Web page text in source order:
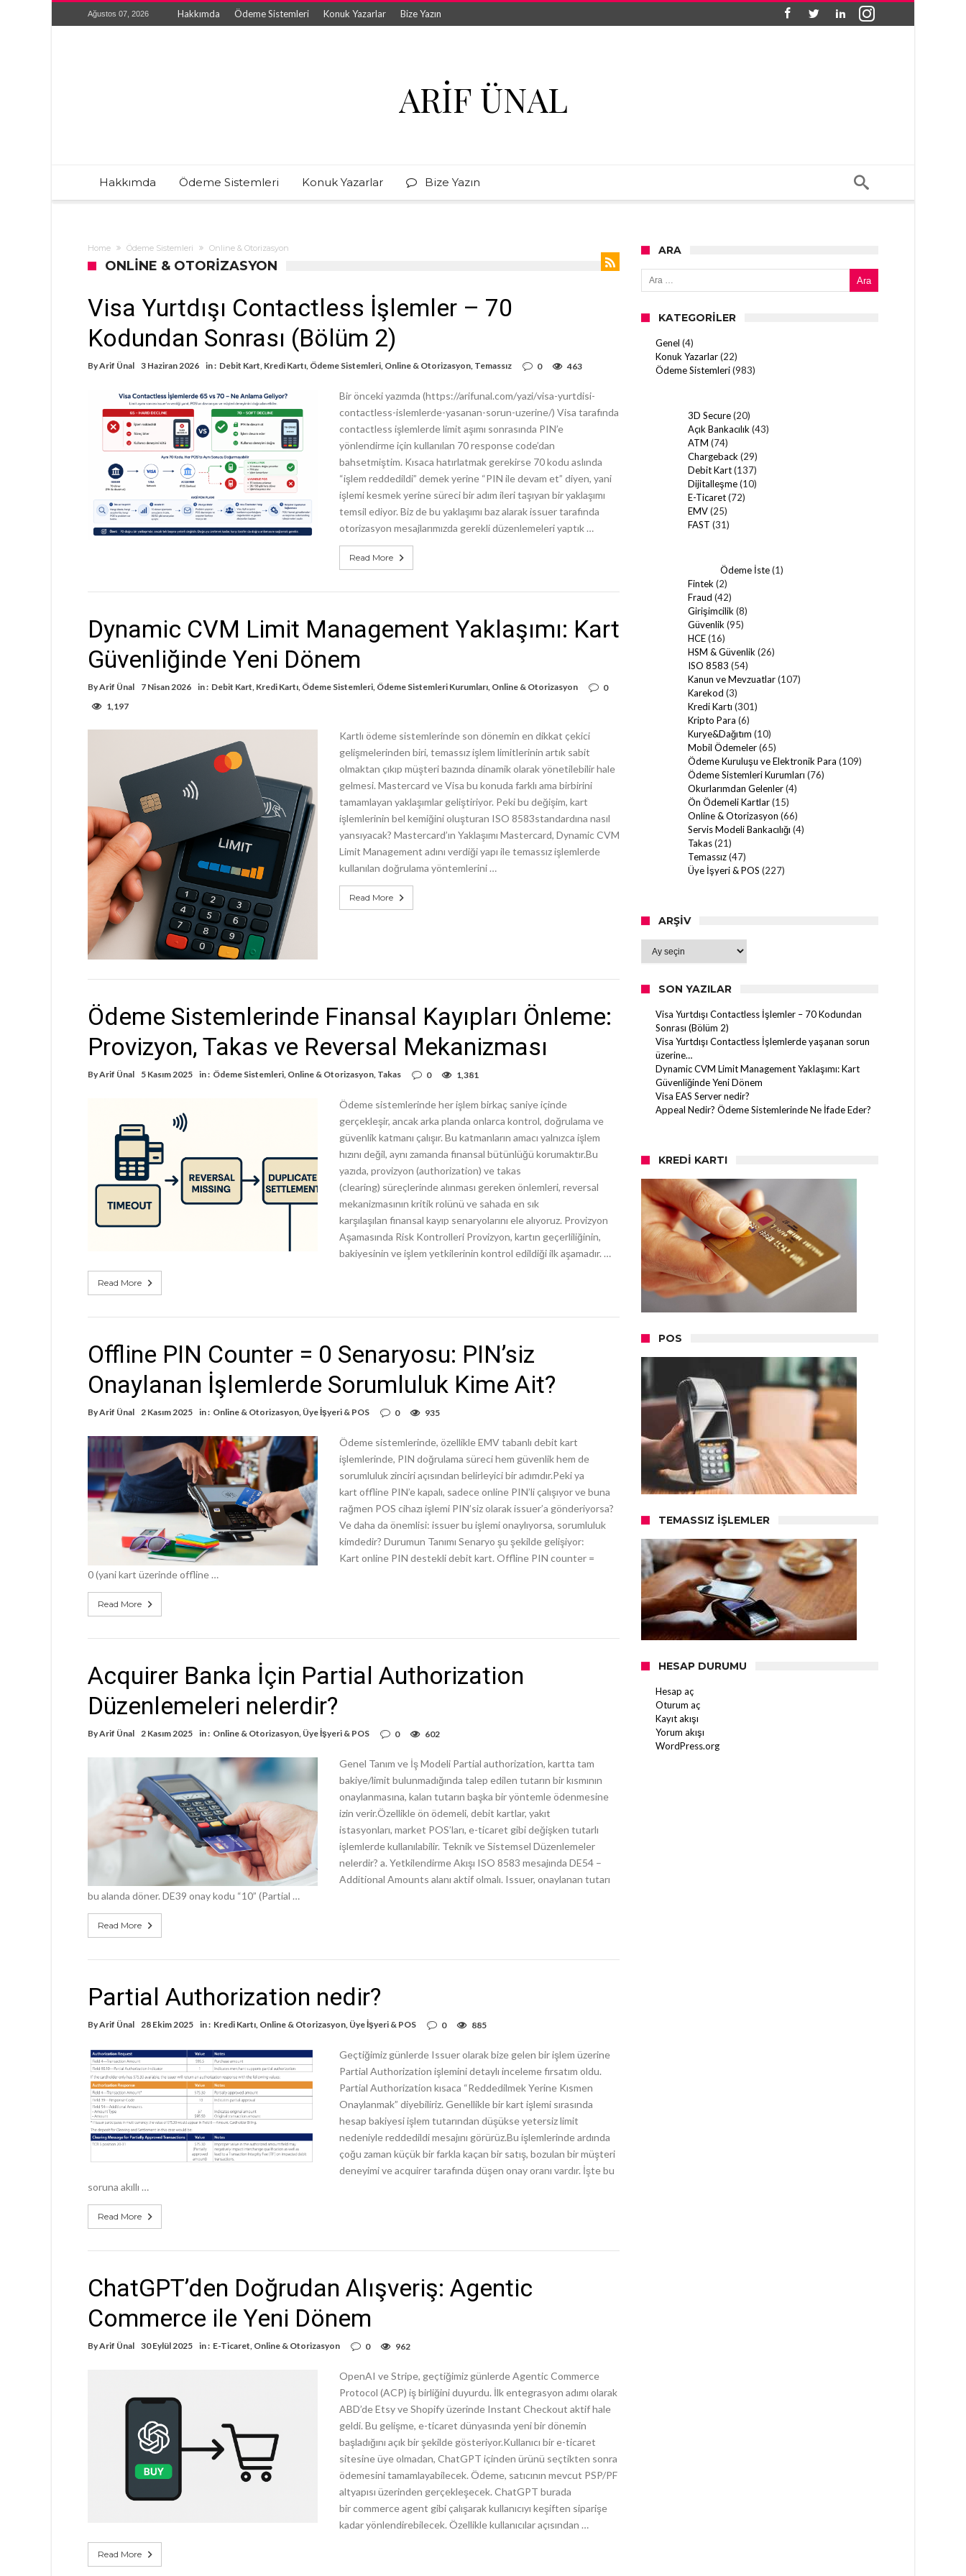
Ağustos 07, 2026 Hakkımda Ödeme Sistemleri Konuk Yazarlar Bize Yazın
ARIF ÜNAL
Hakkımda Ödeme Sistemleri Konuk Yazarlar Bize Yazın
Home Ödeme Sistemleri Online & Otorizasyon
ONLINE & OTORIZASYON
Visa Yurtdışı Contactless İşlemler – 70
Kodundan Sonrası (Bölüm 2)
ByArif Ünal 3 Haziran 2026 in : Debit Kart, Kredi Kartı, Ödeme Sistemleri, Online & Otorizasyon, Temassız 0 463
Bir önceki yazımda (https://arifunal.com/yazi/visa-yurtdisi-
contactless-islemlerde-yasanan-sorun-uzerine/) Visa tarafında
contactless işlemlerde limit aşımı sonrasında PIN’e
yönlendirme için kullanılan 70 response code’dan
bahsetmiştim. Kısaca hatırlatmak gerekirse 70 kodu aslında
“işlem reddedildi” demek yerine “PIN ile devam et” diyen, yani
işlemi kesmek yerine süreci bir adım ileri taşıyan bir yaklaşımı
temsil ediyor. Biz de bu yaklaşımı baz alarak issuer tarafında
otorizasyon mesajlarımızda gerekli düzenlemeleri yaptık …
Read More
Dynamic CVM Limit Management Yaklaşımı: Kart
Güvenliğinde Yeni Dönem
ByArif Ünal 7 Nisan 2026 in : Debit Kart, Kredi Kartı, Ödeme Sistemleri, Ödeme Sistemleri Kurumları, Online & Otorizasyon
0
1,197
Kartlı ödeme sistemlerinde son dönemin en dikkat çekici
gelişmelerinden biri, temassız işlem limitlerinin artık sabit
olmaktan çıkıp müşteri bazında dinamik olarak yönetilebilir hale
gelmesi. Mastercard ve Visa bu konuda farklı ama birbirini
tamamlayan yaklaşımlar geliştiriyor. Peki bu değişim, kart
işlemlerinin bel kemiğini oluşturan ISO 8583standardına nasıl
yansıyacak? Mastercard’ın Yaklaşımı Mastercard, Dynamic CVM
Limit Management adını verdiği yapı ile temassız işlemlerde
kullanılan doğrulama yöntemlerini …
Read More
Ödeme Sistemlerinde Finansal Kayıpları Önleme:
Provizyon, Takas ve Reversal Mekanizması
ByArif Ünal 5 Kasım 2025 in : Ödeme Sistemleri, Online & Otorizasyon, Takas 0 1,381
Ödeme sistemlerinde her işlem birkaç saniye içinde
gerçekleşir, ancak arka planda onlarca kontrol, doğrulama ve
güvenlik katmanı çalışır. Bu katmanların amacı yalnızca işlem
hızını değil, aynı zamanda finansal bütünlüğü korumaktır.Bu
yazıda, provizyon (authorization) ve takas
(clearing) süreçlerinde alınması gereken önlemleri, reversal
mekanizmasının kritik rolünü ve sahada en sık
karşılaşılan finansal kayıp senaryolarını ele alıyoruz. Provizyon
Aşamasında Risk Kontrolleri Provizyon, kartın geçerliliğinin,
bakiyesinin ve işlem yetkilerinin kontrol edildiği ilk aşamadır. …
Read More
Offline PIN Counter = 0 Senaryosu: PIN’siz
Onaylanan İşlemlerde Sorumluluk Kime Ait?
ByArif Ünal 2 Kasım 2025 in : Online & Otorizasyon, Üye İşyeri & POS 0 935
Ödeme sistemlerinde, özellikle EMV tabanlı debit kart
işlemlerinde, PIN doğrulama süreci hem güvenlik hem de
sorumluluk zinciri açısından belirleyici bir adımdır.Peki ya
kart offline PIN’e kapalı, sadece online PIN’li çalışıyor ve buna
rağmen POS cihazı işlemi PIN’siz olarak issuer’a gönderiyorsa?
Ve daha da önemlisi: issuer bu işlemi onaylıyorsa, sorumluluk
kimdedir? Durumun Tanımı Senaryo şu şekilde gelişiyor:
Kart online PIN destekli debit kart. Offline PIN counter =
0 (yani kart üzerinde offline …
Read More
Acquirer Banka İçin Partial Authorization
Düzenlemeleri nelerdir?
ByArif Ünal 2 Kasım 2025 in : Online & Otorizasyon, Üye İşyeri & POS 0 602
Genel Tanım ve İş Modeli Partial authorization, kartta tam
bakiye/limit bulunmadığında talep edilen tutarın bir kısmının
onaylanmasına, kalan tutarın başka bir yöntemle ödenmesine
izin verir.Özellikle ön ödemeli, debit kartlar, yakıt
istasyonları, market POS’ları, e-ticaret gibi değişken tutarlı
işlemlerde kullanılabilir. Teknik ve Sistemsel Düzenlemeler
nelerdir? a. Yetkilendirme Akışı ISO 8583 mesajında DE54 –
Additional Amounts alanı aktif olmalı. Issuer, onaylanan tutarı
bu alanda döner. DE39 onay kodu “10” (Partial …
Read More
Partial Authorization nedir?
ByArif Ünal 28 Ekim 2025 in : Kredi Kartı, Online & Otorizasyon, Üye İşyeri & POS 0 885
Geçtiğimiz günlerde Issuer olarak bize gelen bir işlem üzerine
Partial Authorization işlemini detaylı inceleme fırsatım oldu.
Partial Authorization kısaca “Reddedilmek Yerine Kısmen
Onaylanmak” diyebiliriz. Genellikle bir kart işlemi sırasında
hesap bakiyesi işlem tutarından düşükse yetersiz limit
nedeniyle reddedildi mesajını görürüz.Bu işlemlerinde ardında
çoğu zaman küçük bir farkla kaçan bir satış, bozulan bir müşteri
deneyimi ve acquirer tarafında düşen onay oranı vardır. İşte bu
soruna akıllı …
Read More
ChatGPT’den Doğrudan Alışveriş: Agentic
Commerce ile Yeni Dönem
ByArif Ünal 30 Eylül 2025 in : E-Ticaret, Online & Otorizasyon 0 962
OpenAI ve Stripe, geçtiğimiz günlerde Agentic Commerce
Protocol (ACP) iş birliğini duyurdu. İlk entegrasyon adımı olarak
ABD’de Etsy ve Shopify üzerinde Instant Checkout aktif hale
geldi. Bu gelişme, e-ticaret dünyasında yeni bir dönemin
başladığını açık bir şekilde gösteriyor.Kullanıcı bir e-ticaret
sitesine üye olmadan, ChatGPT içinden ürünü seçtikten sonra
ödemesini tamamlayabilecek. Ödeme, satıcının mevcut PSP/PF
altyapısı üzerinden gerçekleşecek. ChatGPT burada
bir commerce agent gibi çalışarak kullanıcıyı keşiften siparişe
kadar yönlendirebilecek. Özellikle kullanıcılar açısından …
Read More
ARA
Arama:
KATEGORILER
Genel (4)
Konuk Yazarlar(22)
Ödeme Sistemleri(983)
3D Secure(20)
Açık Bankacılık (43)
ATM (74)
Chargeback (29)
Debit Kart(137)
Dijitalleşme(10)
E-Ticaret(72)
EMV(25)
FAST (31)
Ödeme İste(1)
Fintek (2)
Fraud (42)
Girişimcilik (8)
Güvenlik (95)
HCE(16)
HSM & Güvenlik (26)
ISO 8583 (54)
Kanun ve Mevzuatlar(107)
Karekod (3)
Kredi Kartı (301)
Kripto Para (6)
Kurye&Dağıtım (10)
Mobil Ödemeler(65)
Ödeme Kuruluşu ve Elektronik Para (109)
Ödeme Sistemleri Kurumları (76)
Okurlarımdan Gelenler(4)
Ön Ödemeli Kartlar(15)
Online & Otorizasyon (66)
Servis Modeli Bankacılığı (4)
Takas(21)
Temassız(47)
Üye İşyeri & POS (227)
ARŞIV
SON YAZILAR
Visa Yurtdışı Contactless İşlemler – 70 Kodundan
Sonrası (Bölüm 2)
Visa Yurtdışı Contactless İşlemlerde yaşanan sorun
üzerine…
Dynamic CVM Limit Management Yaklaşımı: Kart
Güvenliğinde Yeni Dönem
Visa EAS Server nedir?
Appeal Nedir? Ödeme Sistemlerinde Ne İfade Eder?
KREDI KARTI
POS
TEMASSIZ İŞLEMLER
HESAP DURUMU
Hesap aç
Oturum aç
Kayıt akışı
Yorum akışı
WordPress.org